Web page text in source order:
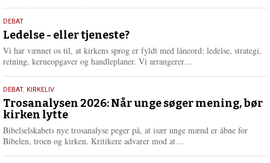
e
r
e
10.
juni
2026
DEBAT
Ledelse - eller tjeneste?
Vi har vænnet os til, at kirkens sprog er fyldt med låneord: ledelse, strategi,
retning, kerneopgaver og handleplaner. Vi arrangerer…
e
2.
juni
2026
DEBAT, KIRKELIV
Trosanalysen 2026: Når unge søger mening, bør
kirken lytte
Bibelselskabets nye trosanalyse peger på, at især unge mænd er åbne for
Bibelen, troen og kirken. Kritikere advarer mod at…